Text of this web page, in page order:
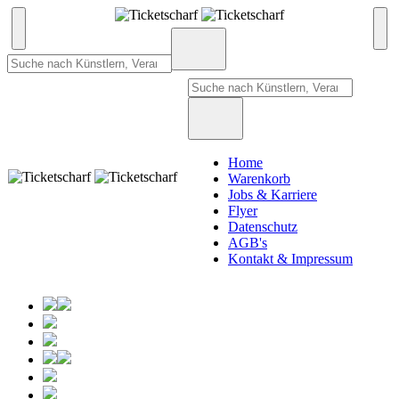
Home
Warenkorb
Jobs & Karriere
Flyer
Datenschutz
AGB's
Kontakt & Impressum